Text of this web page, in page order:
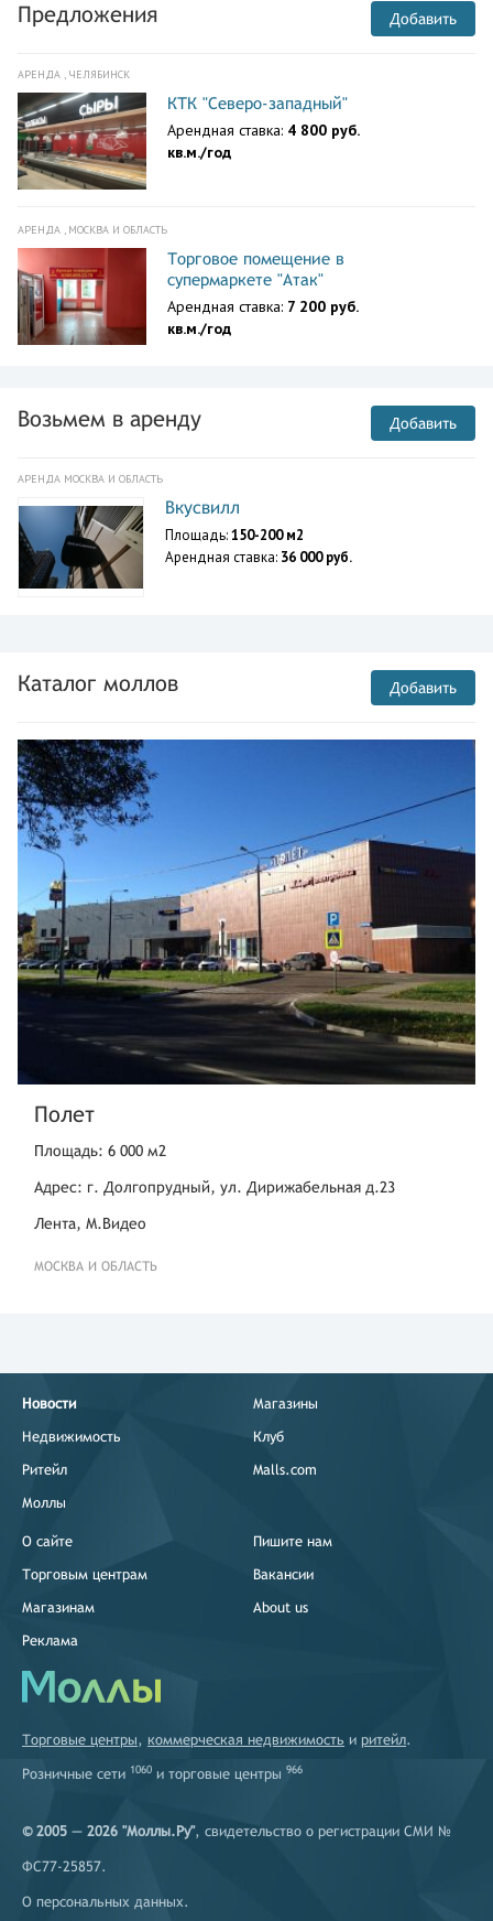
Предложения Добавить
АРЕНДА , ЧЕЛЯБИНСК
КТК "Северо-западный"
Арендная ставка: 4 800 руб.
кв.м./год
АРЕНДА , МОСКВА И ОБЛАСТЬ
Торговое помещение в
супермаркете "Атак"
Арендная ставка: 7 200 руб.
кв.м./год
Возьмем в аренду Добавить
АРЕНДА МОСКВА И ОБЛАСТЬ
Вкусвилл
Площадь:150-200 м2
Арендная ставка: 36 000 руб.
Каталог моллов Добавить
Полет
Площадь: 6 000 м2
Адрес: г. Долгопрудный, ул. Дирижабельная д.23
Лента, М.Видео
МОСКВА И ОБЛАСТЬ
Новости
Недвижимость
Ритейл
Моллы
Магазины
Клуб
Malls.com
О сайте
Торговым центрам
Магазинам
Реклама
Пишите нам
Вакансии
About us
Торговые центры, коммерческая недвижимость и ритейл.
Розничные сети 1060 и торговые центры 966
© 2005 — 2026 "Моллы.Ру", свидетельство о регистрации СМИ №
ФС77-25857.
О персональных данных.